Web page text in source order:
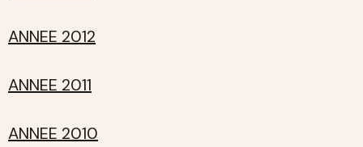
ANNEE 2012
ANNEE 2011
ANNEE 2010